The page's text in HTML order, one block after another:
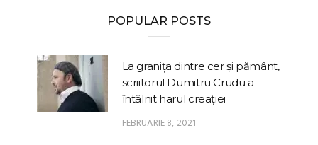
POPULAR POSTS
La granița dintre cer și pământ,
scriitorul Dumitru Crudu a
întâlnit harul creației
FEBRUARIE 8, 2021